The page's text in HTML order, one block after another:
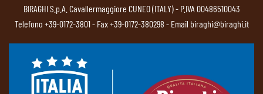
BIRAGHI S.p.A. Cavallermaggiore CUNEO (ITALY) - P.IVA 00486510043
Telefono +39-0172-3801- Fax +39-0172-380298 - Email biraghi@biraghi.it